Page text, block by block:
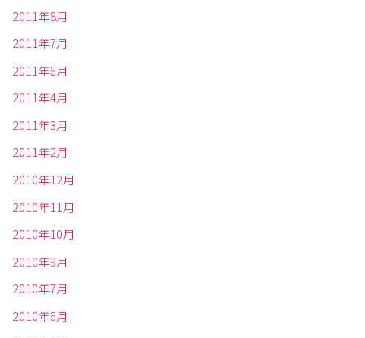
2011年8月
2011年7月
2011年6月
2011年4月
2011年3月
2011年2月
2010年12月
2010年11月
2010年10月
2010年9月
2010年7月
2010年6月